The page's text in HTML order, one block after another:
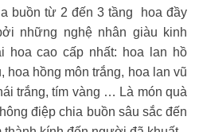
buồn từ 2 đến 3 tầng hoa đầy
những nghệ nhân giàu kinh
hoa cao cấp nhất: hoa lan hồ
hoa hồng môn trắng, hoa lan vũ
trắng, tím vàng … Là món quà
điệp chia buồn sâu sắc đến